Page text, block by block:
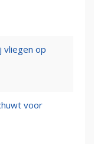
vliegen op
voor